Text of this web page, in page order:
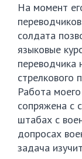
На момент
солдата
языковые
переводчика
стрелкового
Работа
сопряжена с
штабах с
допросах
задача